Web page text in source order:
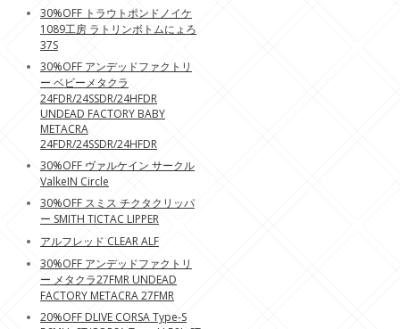
30%OFF トラウトポンドノイケ
1089工房 ラトリンボトムにょろ
37S
30%OFF アンデッドファクトリ
ー ベビーメタクラ
24FDR/24SSDR/24HFDR
UNDEAD FACTORY BABY
METACRA
24FDR/24SSDR/24HFDR
30%OFF ヴァルケイン サークル
ValkeIN Circle
30%OFF スミス チクタクリッパ
ー SMITH TICTAC LIPPER
アルフレッド CLEAR ALF
30%OFF アンデッドファクトリ
ー メタクラ27FMR UNDEAD
FACTORY METACRA 27FMR
20%OFF DLIVE CORSA Type-S